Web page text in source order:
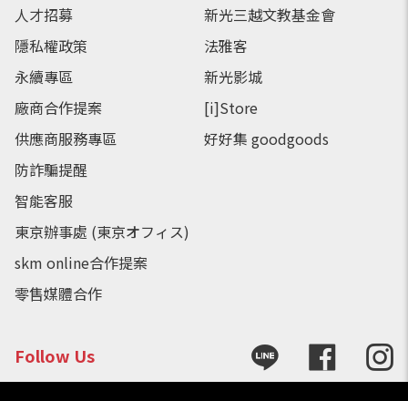
人才招募
隱私權政策
永續專區
廠商合作提案
供應商服務專區
防詐騙提醒
智能客服
東京辦事處 (東京オフィス)
skm online合作提案
零售媒體合作
新光三越文教基金會
法雅客
新光影城
[i]Store
好好集 goodgoods
Follow Us